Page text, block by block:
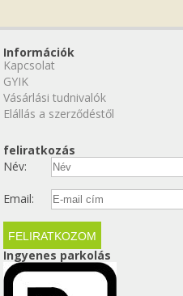
Információk
Kapcsolat
GYIK
Vásárlási tudnivalók
Elállás a szerződéstől
feliratkozás
Név:
Email:
Ingyenes parkolás